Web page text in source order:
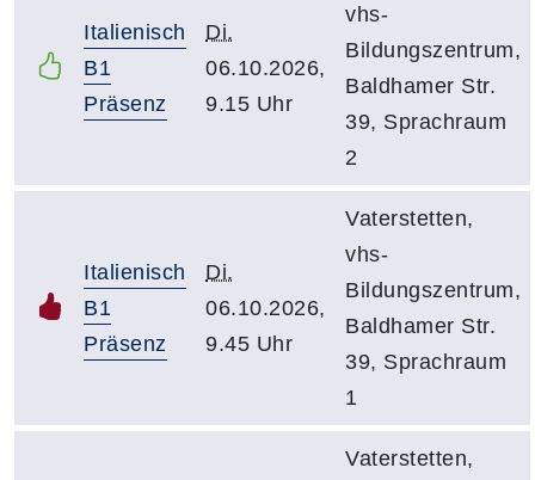
Italienisch
B1
Präsenz
Di.
06.10.2026,
9.15 Uhr
vhs-
Bildungszentrum,
Baldhamer Str.
39, Sprachraum
2
Italienisch
B1
Präsenz
Di.
06.10.2026,
9.45 Uhr
Vaterstetten,
vhs-
Bildungszentrum,
Baldhamer Str.
39, Sprachraum
1
Vaterstetten,